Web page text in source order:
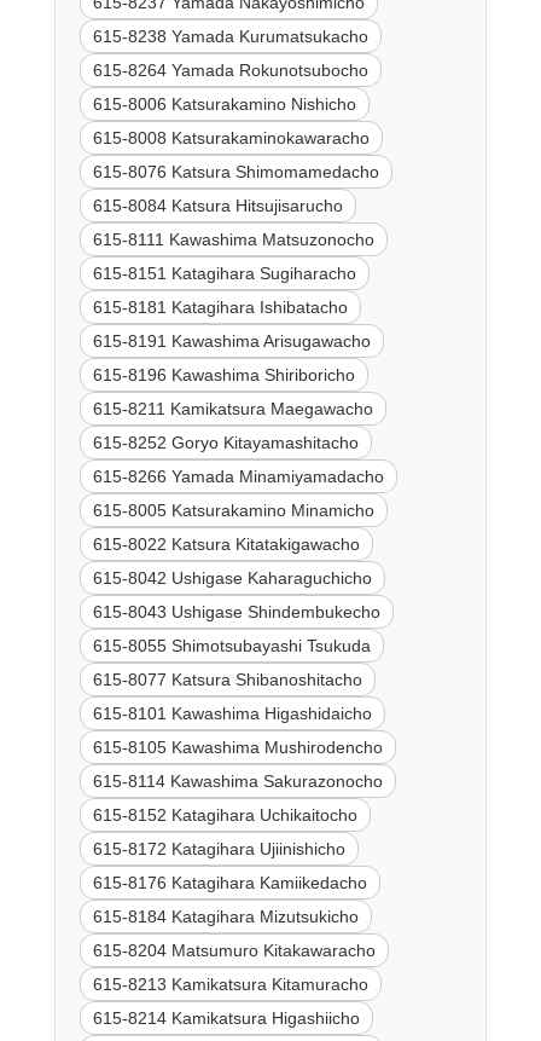
615-8238 Yamada Kurumatsukacho
615-8264 Yamada Rokunotsubocho
615-8006 Katsurakamino Nishicho
615-8008 Katsurakaminokawaracho
615-8076 Katsura Shimomamedacho
615-8084 Katsura Hitsujisarucho
615-8111 Kawashima Matsuzonocho
615-8151 Katagihara Sugiharacho
615-8181 Katagihara Ishibatacho
615-8191 Kawashima Arisugawacho
615-8196 Kawashima Shiriboricho
615-8211 Kamikatsura Maegawacho
615-8252 Goryo Kitayamashitacho
615-8266 Yamada Minamiyamadacho
615-8005 Katsurakamino Minamicho
615-8022 Katsura Kitatakigawacho
615-8042 Ushigase Kaharaguchicho
615-8043 Ushigase Shindembukecho
615-8055 Shimotsubayashi Tsukuda
615-8077 Katsura Shibanoshitacho
615-8101 Kawashima Higashidaicho
615-8105 Kawashima Mushirodencho
615-8114 Kawashima Sakurazonocho
615-8152 Katagihara Uchikaitocho
615-8172 Katagihara Ujiinishicho
615-8176 Katagihara Kamiikedacho
615-8184 Katagihara Mizutsukicho
615-8204 Matsumuro Kitakawaracho
615-8213 Kamikatsura Kitamuracho
615-8214 Kamikatsura Higashiicho